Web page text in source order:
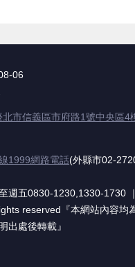
06
北市信義區市府路1號中央區4
1999網路電話(外縣市02-
週五0830-1230,1330-1730
reserved『本網站內容均
出處後轉載』